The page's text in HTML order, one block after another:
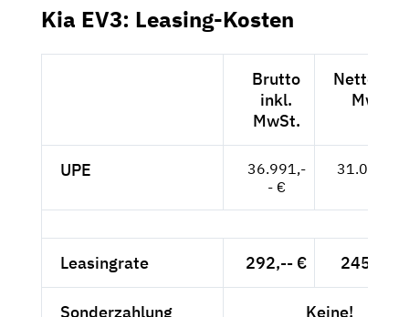
Kia EV3: Leasing-Kosten
Brutto
inkl.
MwSt.
Netto
MwSt.
UPE
36.991,-
- €
31.085,--
Leasingrate 292,-- € 245,38 €
Sonderzahlung Keine!